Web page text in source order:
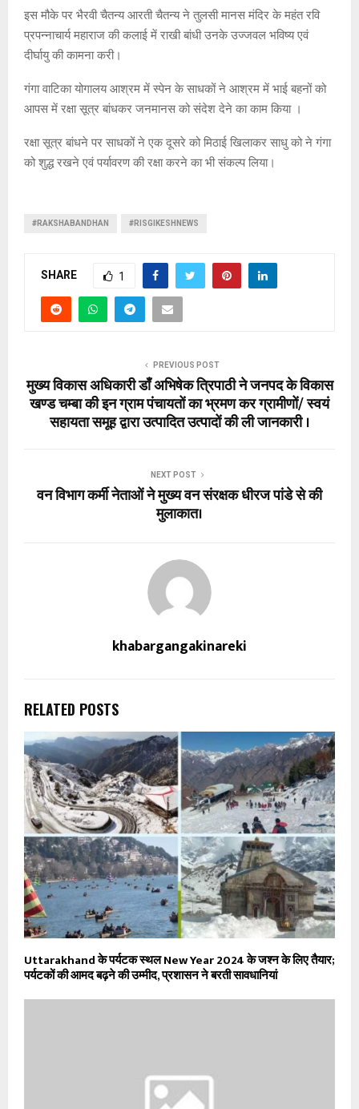
इस मौके पर भैरवी चैतन्य आरती चैतन्य ने तुलसी मानस मंदिर के महंत रवि
प्रपन्नाचार्य महाराज की कलाई में राखी बांधी उनके उज्जवल भविष्य एवं
दीर्घायु की कामना करी।
गंगा वाटिका योगालय आश्रम में स्पेन के साधकों ने आश्रम में भाई बहनों को
आपस में रक्षा सूत्र बांधकर जनमानस को संदेश देने का काम किया ।
रक्षा सूत्र बांधने पर साधकों ने एक दूसरे को मिठाई खिलाकर साधु को ने गंगा
को शुद्ध रखने एवं पर्यावरण की रक्षा करने का भी संकल्प लिया।
#RAKSHABANDHAN #RISGIKESHNEWS
SHARE 1
PREVIOUS POST
मुख्य विकास अधिकारी डाँ अभिषेक त्रिपाठी ने जनपद के विकास
खण्ड चम्बा की इन ग्राम पंचायतों का भ्रमण कर ग्रामीणों/ स्वयं
सहायता समूह द्वारा उत्पादित उत्पादों की ली जानकारी ।
NEXT POST
वन विभाग कर्मी नेताओं ने मुख्य वन संरक्षक धीरज पांडे से की
मुलाकात।
khabargangakinareki
RELATED POSTS
Uttarakhand के पर्यटक स्थल New Year 2024 के जश्न के लिए तैयार;
पर्यटकों की आमद बढ़ने की उम्मीद, प्रशासन ने बरती सावधानियां